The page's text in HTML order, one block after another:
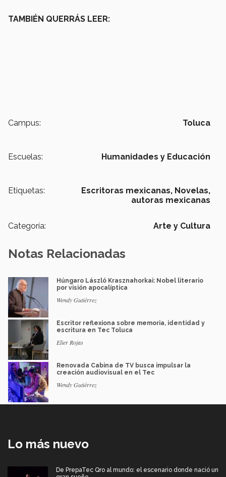
TAMBIÉN QUERRÁS LEER:
Campus: Toluca
Escuelas: Humanidades y Educación
Etiquetas: Escritoras mexicanas, Novelas,
autoras mexicanas
Categoría: Arte y Cultura
Notas Relacionadas
Húngaro László Krasznahorkai: Nobel literario
por visión apocalíptica
Wendy Gutiérrez
Escritor reflexiona sobre memoria, identidad y
escritura en Tec Toluca
Elier Rojas
Renovada Cabina de TV busca impulsar la
creación audiovisual en el Tec
Wendy Gutiérrez
Lo más nuevo
De PrepaTec Qro al mundo: el escenario donde nació un